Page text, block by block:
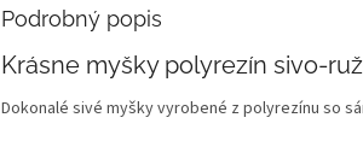
Podrobný popis
Krásne myšky polyrezín sivo-
Dokonalé sivé myšky vyrobené z polyrezínu so